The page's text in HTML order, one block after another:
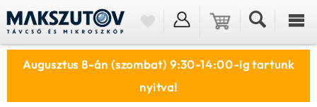
Augusztus 8-án (szombat) 9:30-14:00-ig tartunk
nyitva!